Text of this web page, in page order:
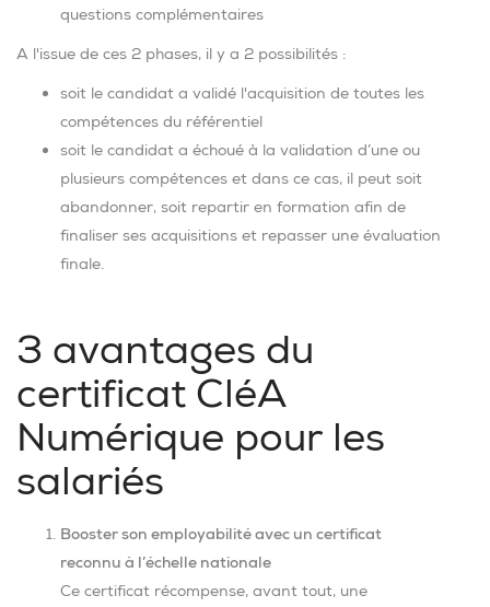
questions complémentaires
A l'issue de ces 2 phases, il y a 2 possibilités :
soit le candidat a validé l'acquisition de toutes les
compétences du référentiel
soit le candidat a échoué à la validation d’une ou
plusieurs compétences et dans ce cas, il peut soit
abandonner, soit repartir en formation afin de
finaliser ses acquisitions et repasser une évaluation
finale.
3 avantages du
certificat CléA
Numérique pour les
salariés
Booster son employabilité avec un certificat
reconnu à l’échelle nationale
Ce certificat récompense, avant tout, une